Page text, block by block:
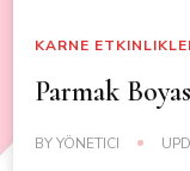
KARNE
Parmak
BYYÖNETICI